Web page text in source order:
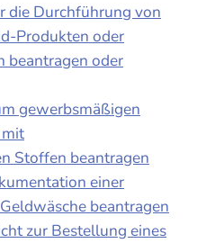
die Durchführung von
Produkten oder
beantragen oder
gewerbsmäßigen
Stoffen beantragen
einer
beantragen
zur Bestellung eines